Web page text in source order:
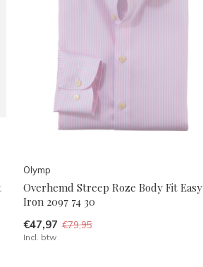
Olymp
Overhemd Streep Roze Body Fit Easy
Iron 2097 74 30
€47,97 €79,95
Incl. btw